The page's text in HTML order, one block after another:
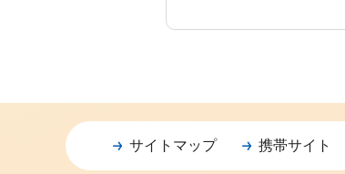
サイトマップ 携帯サイト